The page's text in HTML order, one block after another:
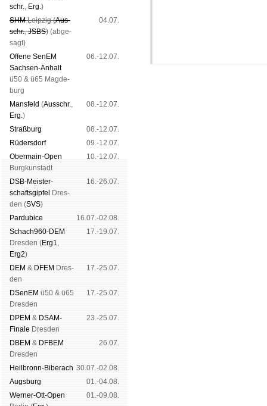
schr., Erg.)
SHMLeip­zig (Aus­
schr.,JSBS) (ab­ge­
sagt)
04.07.
Offene SenEM
Sach­sen-An­halt
ü50 & ü65 Mag­de­
burg
06.-12.07.
Mans­feld (Aus­schr.,
Erg.)
08.-12.07.
Straß­burg
08.-12.07.
Rüders­dorf
09.-12.07.
Ober­main-Open
Burg­kun­stadt
10.-12.07.
DSB-Meister­
schafts­gipfel
Dres­
den (SVS)
16.-26.07.
Pardu­bice
16.07.-02.08.
Schach960-DEM
Dres­den (Erg1,
Erg2)
17.-19.07.
DEM & DFEM Dres­
den
17.-25.07.
DSenEM ü50 & ü65
Dres­den
17.-25.07.
DPEM & DSAM-
Finale Dres­den
23.-25.07.
DBEM & DFBEM
Dres­den
26.07.
Heil­bronn-Bi­ber­ach 30.07.-02.08.
Augs­burg
01.-04.08.
Werner-Ott-Open
01.-09.08.